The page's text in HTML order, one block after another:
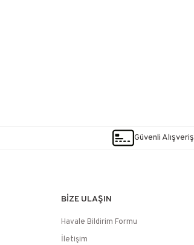
Güvenli Alışveriş
BİZE ULAŞIN
Havale Bildirim Formu
İletişim